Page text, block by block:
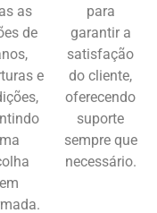
as
de
e
para
garantir a
satisfação
do cliente,
oferecendo
suporte
sempre que
necessário.